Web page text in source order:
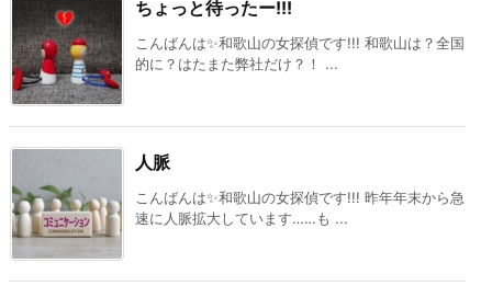
ちょっと待ったー!!!
こんばんは✨和歌山の女探偵です!!! 和歌山は？全国
的に？はたまた弊社だけ？！ ...
人脈
こんばんは✨和歌山の女探偵です!!! 昨年年末から急
速に人脈拡大しています……も ...